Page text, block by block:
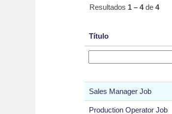
Resultados 1 – 4de 4
Título
Sales Manager Job
Production Operator Job